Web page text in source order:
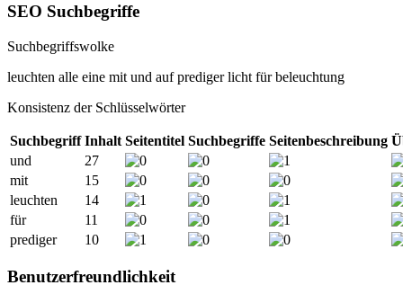
SEO Suchbegriffe
Suchbegriffswolke
leuchten alle eine mit und auf prediger licht für beleuchtung
Konsistenz der Schlüsselwörter
Suchbegriff Inhalt Seitentitel Suchbegriffe Seitenbeschreibung
und
27
mit
15
leuchten
14
für
11
prediger
10
Benutzerfreundlichkeit